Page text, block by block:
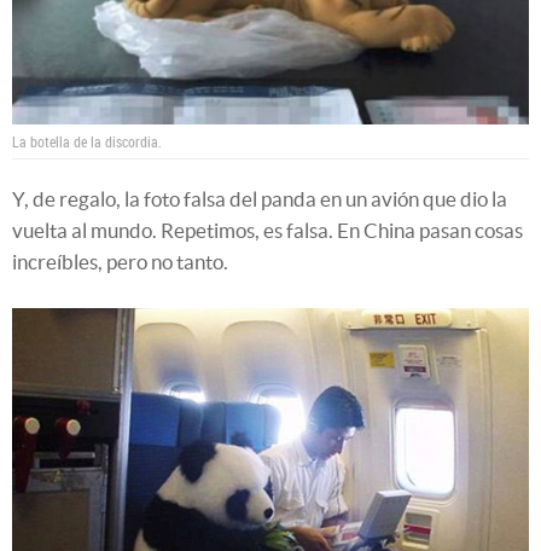
La botella de la discordia.
Y, de regalo, la foto falsa del panda en un avión que dio la
vuelta al mundo. Repetimos, es falsa. En China pasan cosas
increíbles, pero no tanto.